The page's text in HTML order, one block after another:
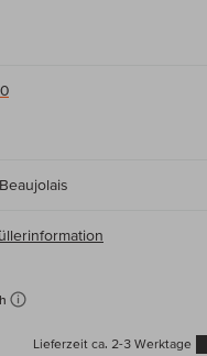
Lieferzeit ca. 2-3 Werktage